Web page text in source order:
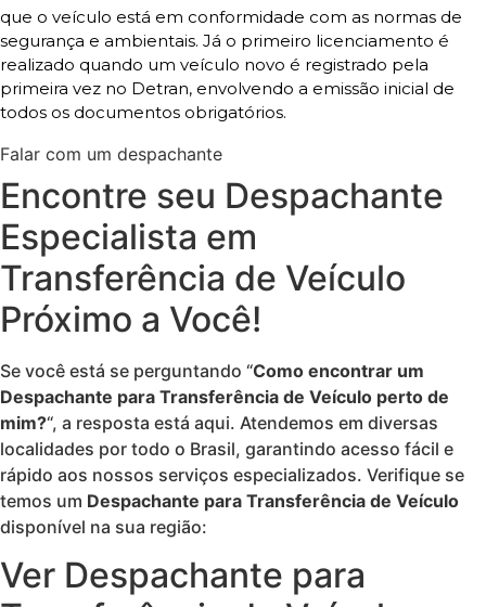
que o veículo está em conformidade com as normas de
segurança e ambientais. Já o primeiro licenciamento é
realizado quando um veículo novo é registrado pela
primeira vez no Detran, envolvendo a emissão inicial de
todos os documentos obrigatórios.
Falar com um despachante
Encontre seu Despachante
Especialista em
Transferência de Veículo
Próximo a Você!
Se você está se perguntando “Como encontrar um
Despachante para Transferência de Veículo perto de
mim?“, a resposta está aqui. Atendemos em diversas
localidades por todo o Brasil, garantindo acesso fácil e
rápido aos nossos serviços especializados. Verifique se
temos um Despachante para Transferência de Veículo
disponível na sua região:
Ver Despachante para